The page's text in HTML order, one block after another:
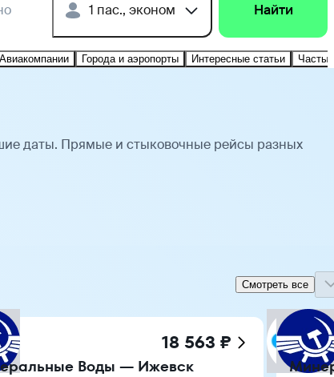
1 пас., эконом Найти
Авиакомпании Города и аэропорты Интересные статьи
даты. Прямые и стыковочные рейсы разных
Смотреть все
18 563 ₽
Воды — Ижевск